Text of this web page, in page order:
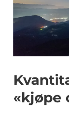
«kjøpe